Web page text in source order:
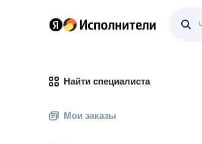
Найти специалиста
Мои заказы